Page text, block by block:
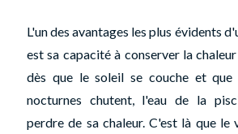
L'un des avantages les plus évidents
est sa capacité à conserver la
dès que le soleil se couche et que
nocturnes chutent, l'eau de la
perdre de sa chaleur. C'est là que le